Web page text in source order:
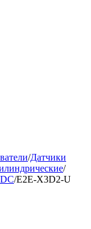
/Датчики
/
/E2E-X3D2-U